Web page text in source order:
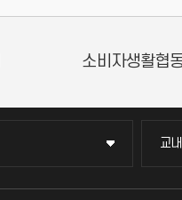
현장실습지원
교
교
교